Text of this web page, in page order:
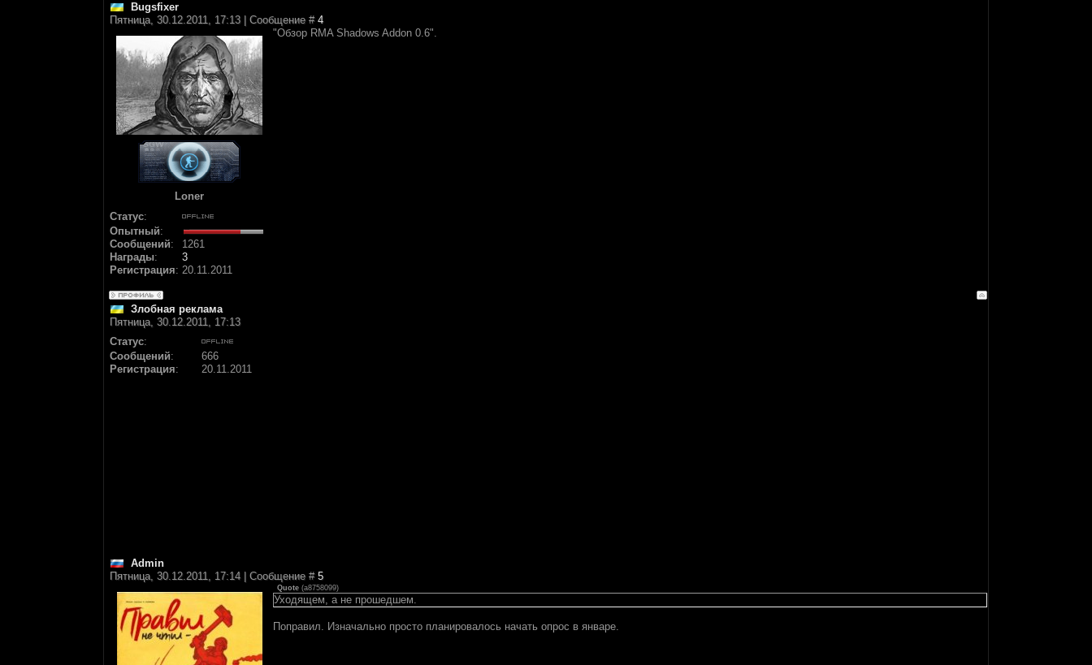
Bugsfixer
Пятница, 30.12.2011, 17:13 | Сообщение # 4
Loner
Статус:
Опытный:
Сообщений:
1261
Награды:
3
Регистрация: 20.11.2011
"Обзор RMA Shadows Addon 0.6".
Злобная реклама
Пятница, 30.12.2011, 17:13
Статус:
Сообщений:
666
Регистрация: 20.11.2011
Аdmin
Пятница, 30.12.2011, 17:14 | Сообщение # 5
Quote (a8758099)
Уходящем, а не прошедшем.
Поправил. Изначально просто планировалось начать опрос в январе.